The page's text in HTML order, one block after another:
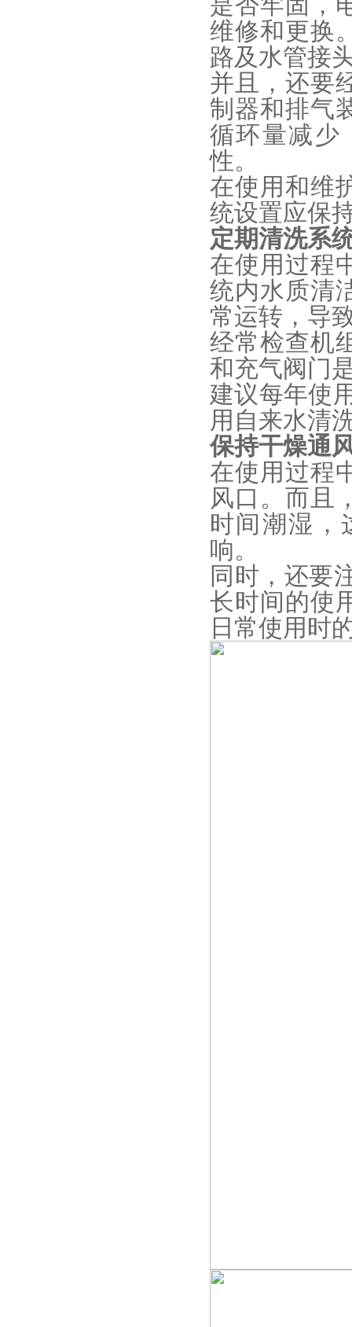
维修和更换
路及水管接
并且，还要
制器和排气
循环量减少
性。
在使用和维
统设置应保
定期清洗系
在使用过程
统内水质清
常运转，导
经常检查机
和充气阀门
建议每年使
用自来水清
保持干燥通
在使用过程
风口。而且
时间潮湿，
响。
同时，还要
长时间的使
日常使用时